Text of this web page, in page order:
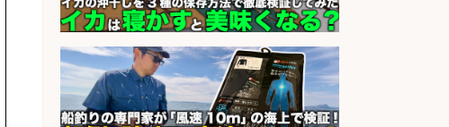
和食, 日本料理・懐石料理/店長・店
長候補/旬と手作りにこだわる!さか
なの価値を上げ、地域を元気に!店長
候補募集
会社名 博多 華吉 博多 華吉